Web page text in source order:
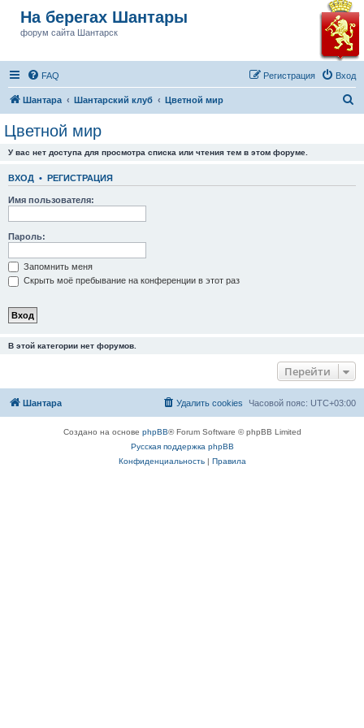
На берегах Шантары
форум сайта Шантарск
FAQ Вход
Регистрация
Шантара Шантарский клуб Цветной мир
Цветной мир
У вас нет доступа для просмотра списка или чтения тем в этом форуме.
ВХОД • РЕГИСТРАЦИЯ
Имя пользователя:
Пароль:
Запомнить меня
Скрыть моё пребывание на конференции в этот раз
В этой категории нет форумов.
Перейти
Шантара Часовой пояс: UTC+03:00
Удалить cookies
Создано на основе phpBB® Forum Software © phpBB Limited
Русская поддержка phpBB
Конфиденциальность| Правила